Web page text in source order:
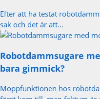
Efter att ha testat
sak och det är att...
Robotdammsugare
bara gimmick?
Moppfunktionen hos